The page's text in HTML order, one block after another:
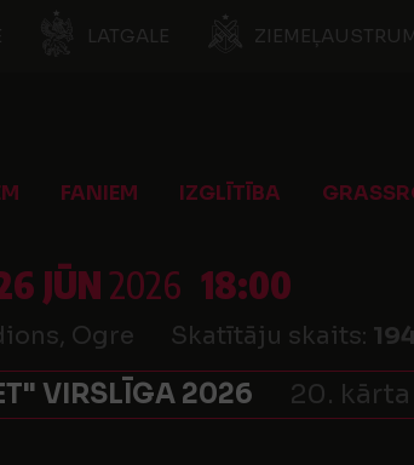
LATGALE
FANIEM IZGLĪTĪBA
JŪN2026 18:00
Ogre Skatītāju skaits: 194
VIRSLĪGA 2026 20. kārta